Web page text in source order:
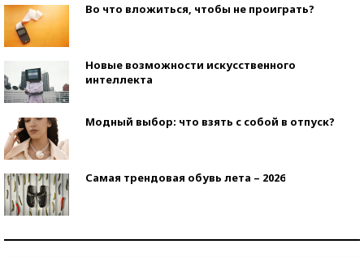
Во что вложиться, чтобы не проиграть?
Новые возможности искусственного
интеллекта
Модный выбор: что взять с собой в отпуск?
Самая трендовая обувь лета – 2026